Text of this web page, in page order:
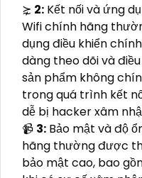
⋩ 2: Kết nối và ứng
Wifi chính hãng
dụng điều khiển
dàng theo dõi và
sản phẩm không
trong quá trình kết
dễ bị hacker xâm
📹 3: Bảo mật và độ
hãng thường được
bảo mật cao, bao